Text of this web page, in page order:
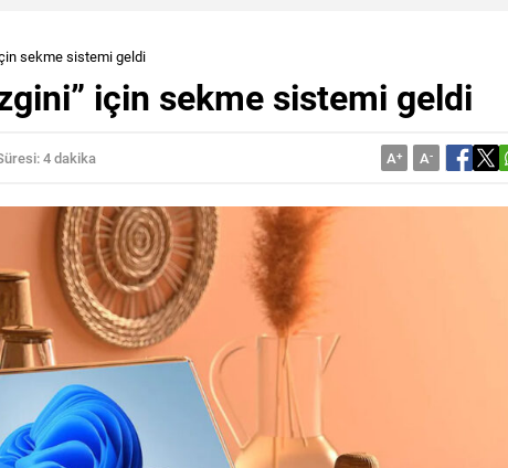
sekme sistemi geldi
için sekme sistemi geldi
4 dakika A+ A-